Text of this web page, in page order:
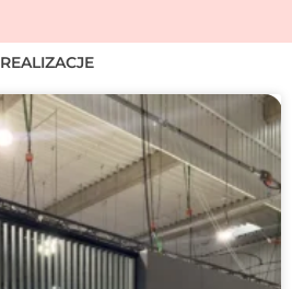
REALIZACJE